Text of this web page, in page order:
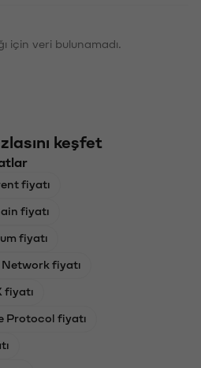
için veri bulunamadı.
keşfet
fiyatı
fiyatı
fiyatı
Network fiyatı
fiyatı
Protocol fiyatı